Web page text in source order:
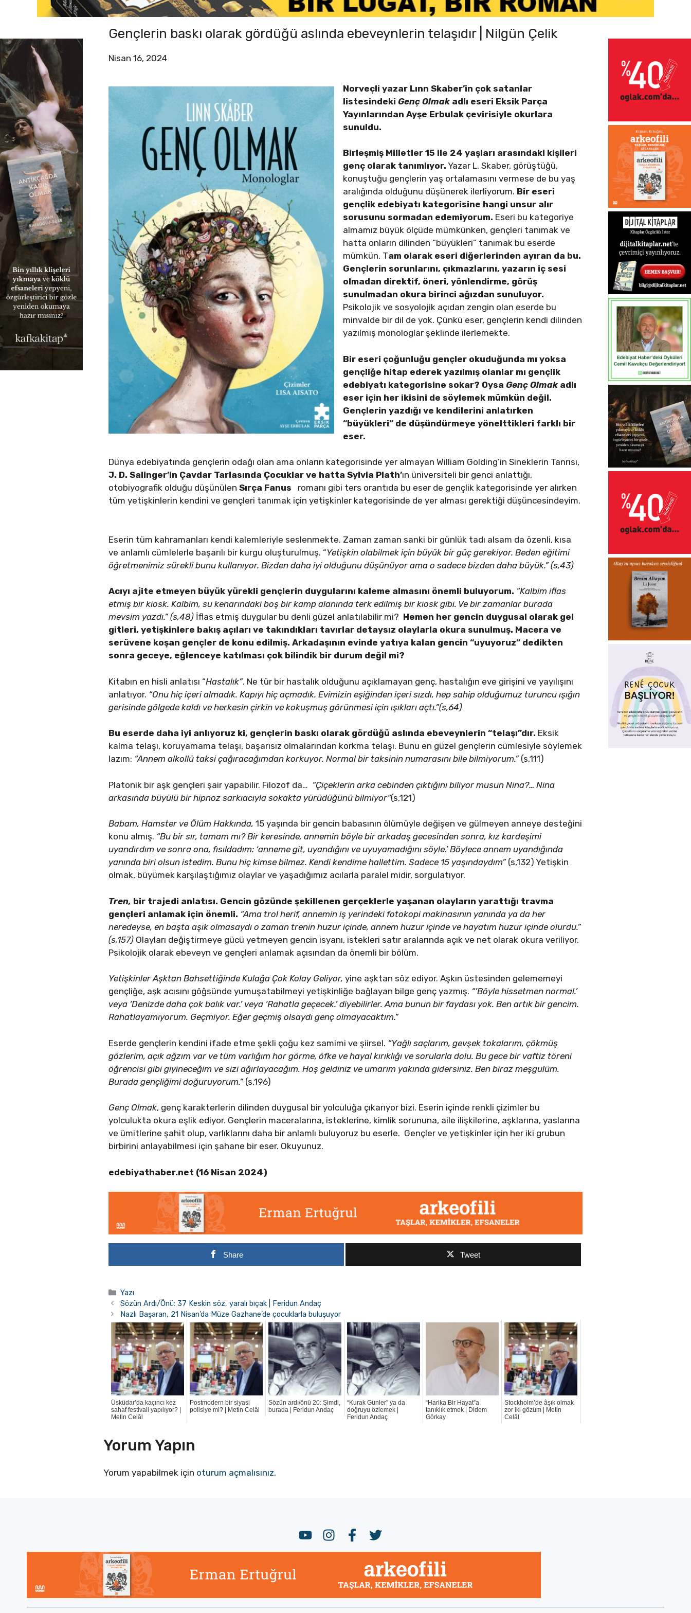
Gençlerin baskı olarak gördüğü aslında ebeveynlerin telaşıdır | Nilgün Çelik
Nisan 16, 2024
Norveçli yazar Lınn Skaber’in çok satanlar
listesindekiGenç Olmakadlı eseri Eksik Parça
Yayınlarından Ayşe Erbulak çevirisiyle okurlara
sunuldu.
Birleşmiş Milletler 15 ile 24 yaşları arasındaki kişileri
genç olarak tanımlıyor. Yazar L. Skaber, görüştüğü,
konuştuğu gençlerin yaş ortalamasını vermese de bu yaş
aralığında olduğunu düşünerek ilerliyorum. Bir eseri
gençlik edebiyatı kategorisine hangi unsur alır
sorusunu sormadan edemiyorum. Eseri bu kategoriye
almamız büyük ölçüde mümkünken, gençleri tanımak ve
hatta onların dilinden “büyükleri” tanımak bu eserde
mümkün. Tam olarak eseri diğerlerinden ayıran da bu.
Gençlerin sorunlarını, çıkmazlarını, yazarın iç sesi
olmadan direktif, öneri, yönlendirme, görüş
sunulmadan okura birinci ağızdan sunuluyor.
Psikolojik ve sosyolojik açıdan zengin olan eserde bu
minvalde bir dil de yok. Çünkü eser, gençlerin kendi dilinden
yazılmış monologlar şeklinde ilerlemekte.
Bir eseri çoğunluğu gençler okuduğunda mı yoksa
gençliğe hitap ederek yazılmış olanlar mı gençlik
edebiyatı kategorisine sokar? OysaGenç Olmakadlı
eser için her ikisini de söylemek mümkün değil.
Gençlerin yazdığı ve kendilerini anlatırken
“büyükleri” de düşündürmeye yönelttikleri farklı bir
eser.
Dünya edebiyatında gençlerin odağı olan ama onların kategorisinde yer almayan William Golding’in Sineklerin Tanrısı,
J. D. Salinger’in Çavdar Tarlasında Çocuklar ve hatta Sylvia Plath’ın üniversiteli bir genci anlattığı,
otobiyografik olduğu düşünülenSırça Fanus
romanı gibi ters orantıda bu eser de gençlik kategorisinde yer alırken
tüm yetişkinlerin kendini ve gençleri tanımak için yetişkinler kategorisinde de yer alması gerektiği düşüncesindeyim.
Eserin tüm kahramanları kendi kalemleriyle seslenmekte. Zaman zaman sanki bir günlük tadı alsam da özenli, kısa
ve anlamlı cümlelerle başarılı bir kurgu oluşturulmuş. “Yetişkin olabilmek için büyük bir güç gerekiyor. Beden eğitimi
öğretmenimiz sürekli bunu kullanıyor. Bizden daha iyi olduğunu düşünüyor ama o sadece bizden daha büyük.” (s,43)
Acıyı ajite etmeyen büyük yürekli gençlerin duygularını kaleme almasını önemli buluyorum. “Kalbim iflas
etmiş bir kiosk. Kalbim, su kenarındaki boş bir kamp alanında terk edilmiş bir kiosk gibi. Ve bir zamanlar burada
mevsim yazdı.” (s,48) İflas etmiş duygular bu denli güzel anlatılabilir mi? Hemen her gencin duygusal olarak gel
gitleri, yetişkinlere bakış açıları ve takındıkları tavırlar detaysız olaylarla okura sunulmuş. Macera ve
serüvene koşan gençler de konu edilmiş. Arkadaşının evinde yatıya kalan gencin “uyuyoruz” dedikten
sonra geceye, eğlenceye katılması çok bilindik bir durum değil mi?
Kitabın en hisli anlatısı “Hastalık”. Ne tür bir hastalık olduğunu açıklamayan genç, hastalığın eve girişini ve yayılışını
anlatıyor. “Onu hiç içeri almadık. Kapıyı hiç açmadık. Evimizin eşiğinden içeri sızdı, hep sahip olduğumuz turuncu ışığın
gerisinde gölgede kaldı ve herkesin çirkin ve kokuşmuş görünmesi için ışıkları açtı.”(s,64)
Bu eserde daha iyi anlıyoruz ki, gençlerin baskı olarak gördüğü aslında ebeveynlerin “telaşı”dır. Eksik
kalma telaşı, koruyamama telaşı, başarısız olmalarından korkma telaşı. Bunu en güzel gençlerin cümlesiyle söylemek
lazım: “Annem alkollü taksi çağıracağımdan korkuyor. Normal bir taksinin numarasını bile bilmiyorum.” (s,111)
Platonik bir aşk gençleri şair yapabilir. Filozof da… “Çiçeklerin arka cebinden çıktığını biliyor musun Nina?… Nina
arkasında büyülü bir hipnoz sarkıacıyla sokakta yürüdüğünü bilmiyor“(s,121)
Babam, Hamster ve Ölüm Hakkında,15 yaşında bir gencin babasının ölümüyle değişen ve gülmeyen anneye desteğini
konu almış. “Bu bir sır, tamam mı? Bir keresinde, annemin böyle bir arkadaş gecesinden sonra, kız kardeşimi
uyandırdım ve sonra ona, fısıldadım: ‘anneme git, uyandığını ve uyuyamadığını söyle.’ Böylece annem uyandığında
yanında biri olsun istedim. Bunu hiç kimse bilmez. Kendi kendime hallettim. Sadece 15 yaşındaydım” (s,132) Yetişkin
olmak, büyümek karşılaştığımız olaylar ve yaşadığımız acılarla paralel midir, sorgulatıyor.
Tren, bir trajedi anlatısı. Gencin gözünde şekillenen gerçeklerle yaşanan olayların yarattığı travma
gençleri anlamak için önemli. “Ama trol herif, annemin iş yerindeki fotokopi makinasının yanında ya da her
neredeyse, en başta aşık olmasaydı o zaman trenin huzur içinde, annem huzur içinde ve hayatım huzur içinde olurdu.”
(s,157) Olayları değiştirmeye gücü yetmeyen gencin isyanı, istekleri satır aralarında açık ve net olarak okura veriliyor.
Psikolojik olarak ebeveyn ve gençleri anlamak açısından da önemli bir bölüm.
Yetişkinler Aşktan Bahsettiğinde Kulağa Çok Kolay Geliyor,yine aşktan söz ediyor. Aşkın üstesinden gelememeyi
gençliğe, aşk acısını göğsünde yumuşatabilmeyi yetişkinliğe bağlayan bilge genç yazmış. “’Böyle hissetmen normal.’
veya ‘Denizde daha çok balık var.’ veya ‘Rahatla geçecek.’ diyebilirler. Ama bunun bir faydası yok. Ben artık bir gencim.
Rahatlayamıyorum. Geçmiyor. Eğer geçmiş olsaydı genç olmayacaktım.”
Eserde gençlerin kendini ifade etme şekli çoğu kez samimi ve şiirsel. “Yağlı saçlarım, gevşek tokalarım, çökmüş
gözlerim, açık ağzım var ve tüm varlığım hor görme, öfke ve hayal kırıklığı ve sorularla dolu. Bu gece bir vaftiz töreni
öğrencisi gibi giyineceğim ve sizi ağırlayacağım. Hoş geldiniz ve umarım yakında gidersiniz. Ben biraz meşgulüm.
Burada gençliğimi doğuruyorum.”(s,196)
Genç Olmak, genç karakterlerin dilinden duygusal bir yolculuğa çıkarıyor bizi. Eserin içinde renkli çizimler bu
yolculukta okura eşlik ediyor. Gençlerin maceralarına, isteklerine, kimlik sorununa, aile ilişkilerine, aşklarına, yaslarına
ve ümitlerine şahit olup, varlıklarını daha bir anlamlı buluyoruz bu eserle. Gençler ve yetişkinler için her iki grubun
birbirini anlayabilmesi için şahane bir eser. Okuyunuz.
edebiyathaber.net (16 Nisan 2024)
Share Tweet
Kategoriler
Yazı
Sözün Ardı/Önü: 37 Keskin söz, yaralı bıçak | Feridun Andaç
Nazlı Başaran, 21 Nisan’da Müze Gazhane’de çocuklarla buluşuyor
Üsküdar’da kaçıncı kez
sahaf festivali yapılıyor? |
Metin Celâl
Postmodern bir siyasi
polisiye mi? | Metin Celâl
Sözün ardı/önü 20: Şimdi,
burada | Feridun Andaç
“Kurak Günler” ya da
doğruyu özlemek |
Feridun Andaç
“Harika Bir Hayat”a
tanıklık etmek | Didem
Görkay
Stockholm’de âşık olmak
zor iki gözüm | Metin
Celâl
Yorum Yapın
Yorum yapabilmek için oturum açmalısınız.